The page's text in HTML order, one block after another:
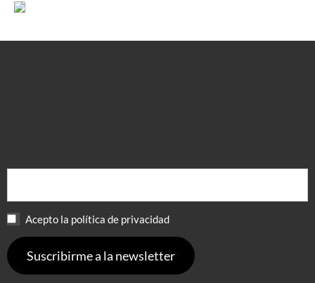
Acepto la política de privacidad